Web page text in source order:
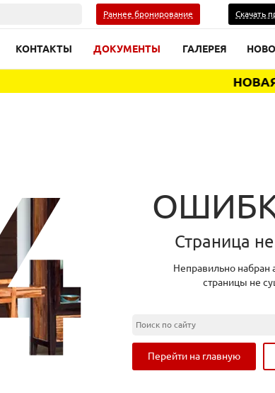
Раннее бронирование Скачать
КОНТАКТЫ ДОКУМЕНТЫ ГАЛЕРЕЯ
НОВАЯ
Страница
Неправильно набран
страницы не
Перейти на главную